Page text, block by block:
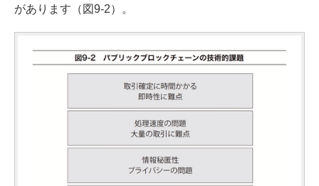
があります（図9-2）。